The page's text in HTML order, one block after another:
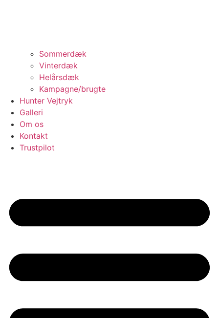
Sommerdæk
Vinterdæk
Helårsdæk
Kampagne/brugte
Hunter Vejtryk
Galleri
Om os
Kontakt
Trustpilot